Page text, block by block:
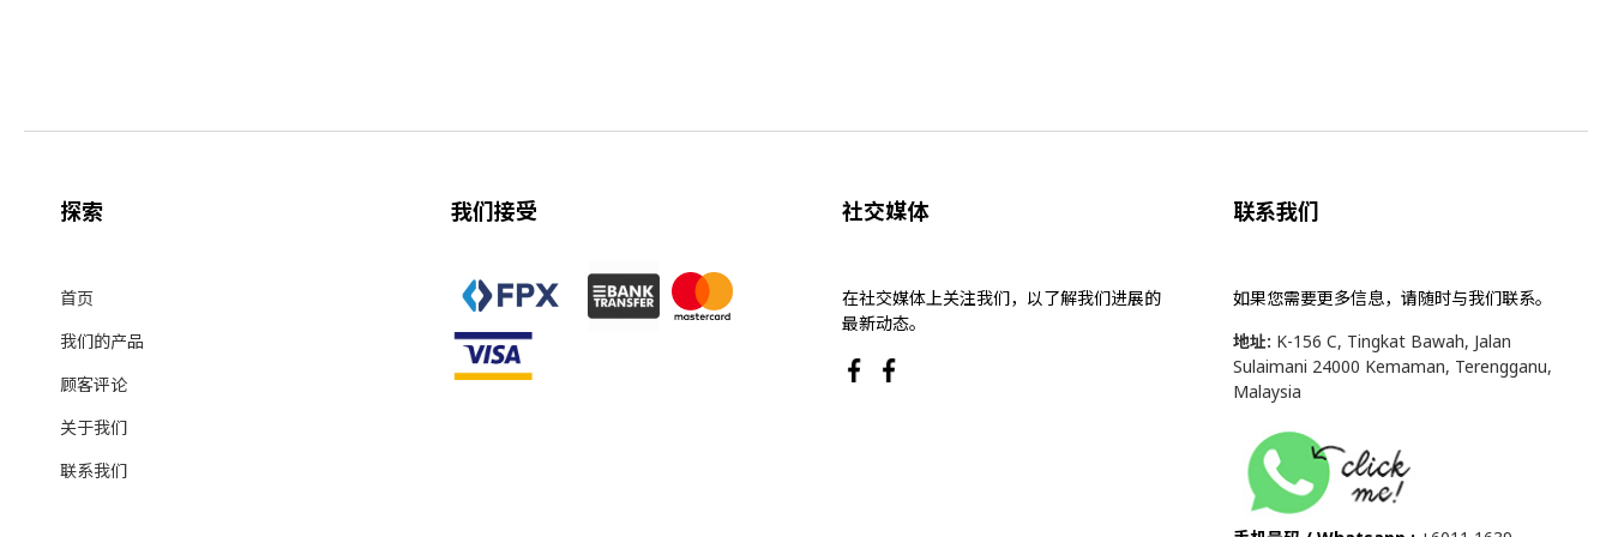
探索
首页
我们的产品
顾客评论
关于我们
联系我们
我们接受 社交媒体
在社交媒体上关注我们，以了解我们进展的
最新动态。
联系我们
如果您需要更多信息，请随时与我们联系。
地址: K-156 C, Tingkat Bawah, Jalan
Sulaimani 24000 Kemaman, Terengganu,
Malaysia